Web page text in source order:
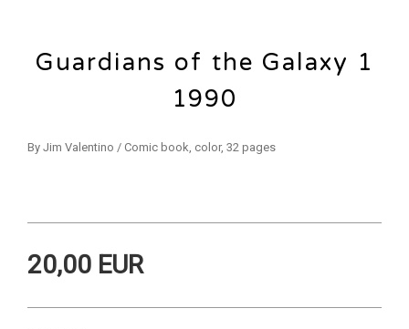
Guardians of the Galaxy 1
1990
By Jim Valentino / Comic book, color, 32 pages
20,00 EUR